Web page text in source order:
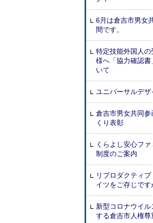
6月は倉吉市男女
間です。
特定技能外国人の
様へ「協力確認書
いて
ユニバーサルデザ
倉吉市男女共同
くり表彰
くらよし安心フ
制度のご案内
リプロダクティ
イツをご存じです
新型コロナウイ
する倉吉市人権尊